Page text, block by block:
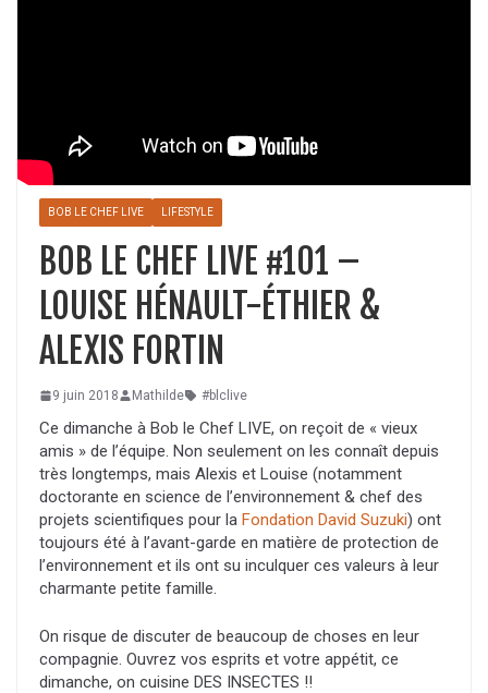
BOB LE CHEF LIVE LIFESTYLE
BOB LE CHEF LIVE #101 –
LOUISE HÉNAULT-ÉTHIER &
ALEXIS FORTIN
9 juin 2018 Mathilde #blclive
Ce dimanche à Bob le Chef LIVE, on reçoit de « vieux
amis » de l’équipe. Non seulement on les connaît depuis
très longtemps, mais Alexis et Louise (notamment
doctorante en science de l’environnement & chef des
projets scientifiques pour la Fondation David Suzuki) ont
toujours été à l’avant-garde en matière de protection de
l’environnement et ils ont su inculquer ces valeurs à leur
charmante petite famille.
On risque de discuter de beaucoup de choses en leur
compagnie. Ouvrez vos esprits et votre appétit, ce
dimanche, on cuisine DES INSECTES !!